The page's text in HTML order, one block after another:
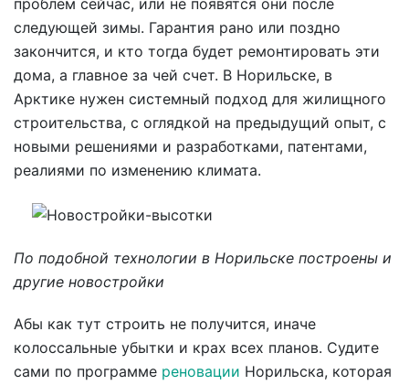
проблем сейчас, или не появятся они после
следующей зимы. Гарантия рано или поздно
закончится, и кто тогда будет ремонтировать эти
дома, а главное за чей счет. В Норильске, в
Арктике нужен системный подход для жилищного
строительства, с оглядкой на предыдущий опыт, с
новыми решениями и разработками, патентами,
реалиями по изменению климата.
По подобной технологии в Норильске построены и
другие новостройки
Абы как тут строить не получится, иначе
колоссальные убытки и крах всех планов. Судите
сами по программе реновации Норильска, которая